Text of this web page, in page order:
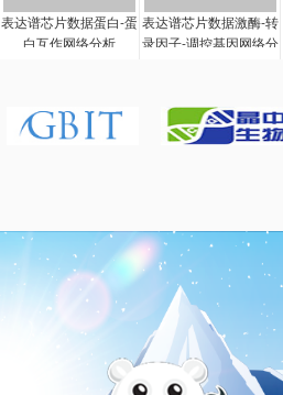
表达谱芯片数据蛋白-蛋
白互作网络分析
表达谱芯片数据激酶-转
录因子-调控基因网络分